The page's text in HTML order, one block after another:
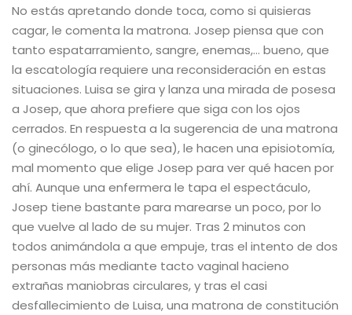
No estás apretando donde toca, como si quisieras
cagar, le comenta la matrona. Josep piensa que con
tanto espatarramiento, sangre, enemas,… bueno, que
la escatología requiere una reconsideración en estas
situaciones. Luisa se gira y lanza una mirada de posesa
a Josep, que ahora prefiere que siga con los ojos
cerrados. En respuesta a la sugerencia de una matrona
(o ginecólogo, o lo que sea), le hacen una episiotomía,
mal momento que elige Josep para ver qué hacen por
ahí. Aunque una enfermera le tapa el espectáculo,
Josep tiene bastante para marearse un poco, por lo
que vuelve al lado de su mujer. Tras 2 minutos con
todos animándola a que empuje, tras el intento de dos
personas más mediante tacto vaginal hacieno
extrañas maniobras circulares, y tras el casi
desfallecimiento de Luisa, una matrona de constitución